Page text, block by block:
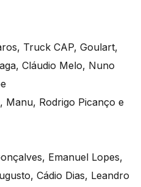
Truck CAP, Goulart,
Cláudio Melo, Nuno
Manu, Rodrigo Picanço e
Emanuel Lopes,
Cádio Dias, Leandro